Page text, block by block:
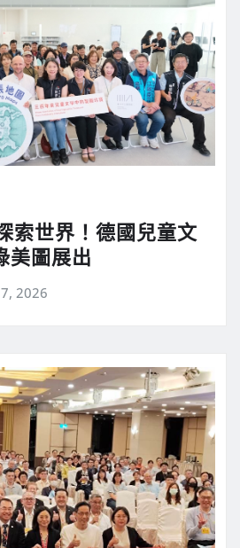
索世界！德國兒童文
美圖展出
2026